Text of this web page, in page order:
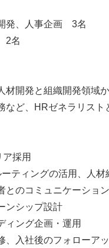
発、人事企画 3名
2名
材開発と組織開発領域
など、HRゼネラリスト
ア採用
ティングの活用、人材
のコミュニケーショ
ンシップ設計
ィング企画・運用
入社後のフォローア